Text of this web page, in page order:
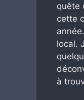
quête
cette
local.
à